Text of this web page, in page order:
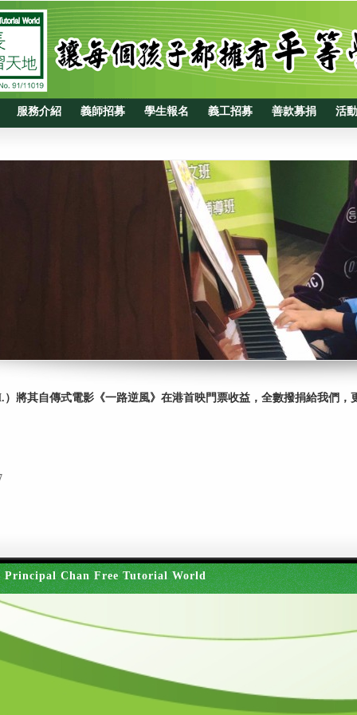
服務介紹 義師招募 學生報名 義工招募 善款募捐 活
將其自傳式電影《一路逆風》在港首映門票收益，全數撥捐給我們，
Principal Chan Free Tutorial World